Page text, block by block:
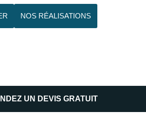
NOS RÉALISATIONS
UN DEVIS GRATUIT